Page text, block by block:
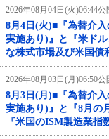
2026年08月04日(火)06:44公
8月4日(火)■『為替介
実施あり)』と『米ド
な株式市場及び米国債
2026年08月03日(月)06:50公
8月3日(月)■『為替介
実施あり)』と『8月の
『米国のISM製造業指